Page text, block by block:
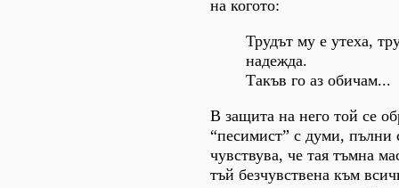
на когото:
Трудът му е утеха,
надежда.
Такъв го аз обичам...
В защита на него той се
“песимист” с думи, пълни
чувствува, че тая тъмна
тъй безчувствена към